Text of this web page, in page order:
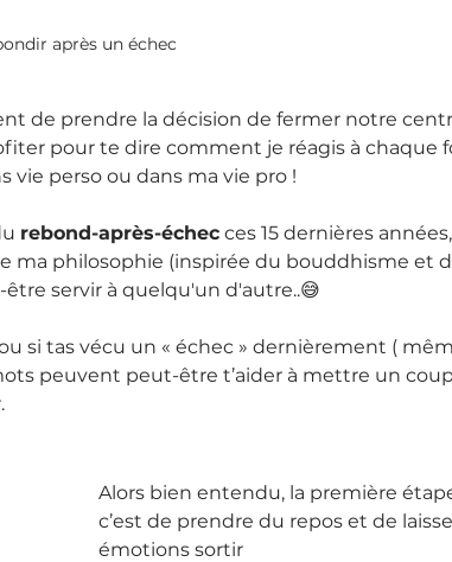
après un échec
de prendre la décision de fermer notre
pour te dire comment je réagis à chaque
vie perso ou dans ma vie pro !
rebond-après-échec ces 15 dernières années,
ma philosophie (inspirée du bouddhisme et
servir à quelqu'un d'autre..😅
si tas vécu un « échec » dernièrement (
peuvent peut-être t’aider à mettre un
Alors bien entendu, la première
c’est de prendre du repos et de
émotions sortir